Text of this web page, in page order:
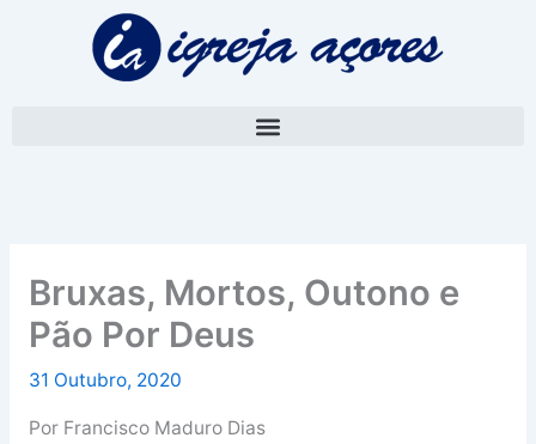
Bruxas, Mortos, Outono e
Pão Por Deus
31 Outubro, 2020
Por Francisco Maduro Dias